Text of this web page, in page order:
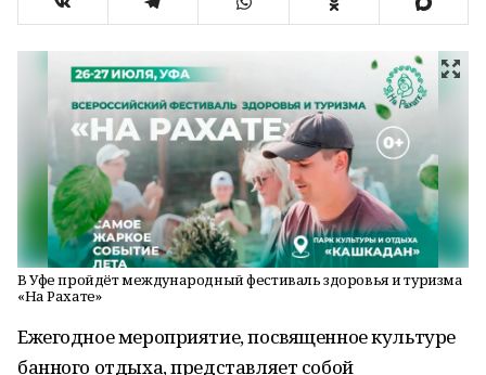
В Уфе пройдёт международный фестиваль здоровья и туризма
«На Рахате»
Ежегодное мероприятие, посвященное культуре
банного отдыха, представляет собой